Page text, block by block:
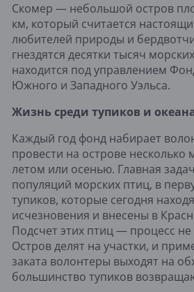
Скомер — небольшой остров
км, который считается
любителей природы и
гнездятся десятки тысяч
находится под управлением
Южного и Западного Уэльса.
Жизнь среди тупиков и
Каждый год фонд набирает
провести на острове
летом или осенью. Главная
популяций морских птиц, в
тупиков, которые сегодня
исчезновения и внесены в
Подсчет этих птиц — процесс
Остров делят на участки, и
заката волонтеры выходят на
большинство тупиков